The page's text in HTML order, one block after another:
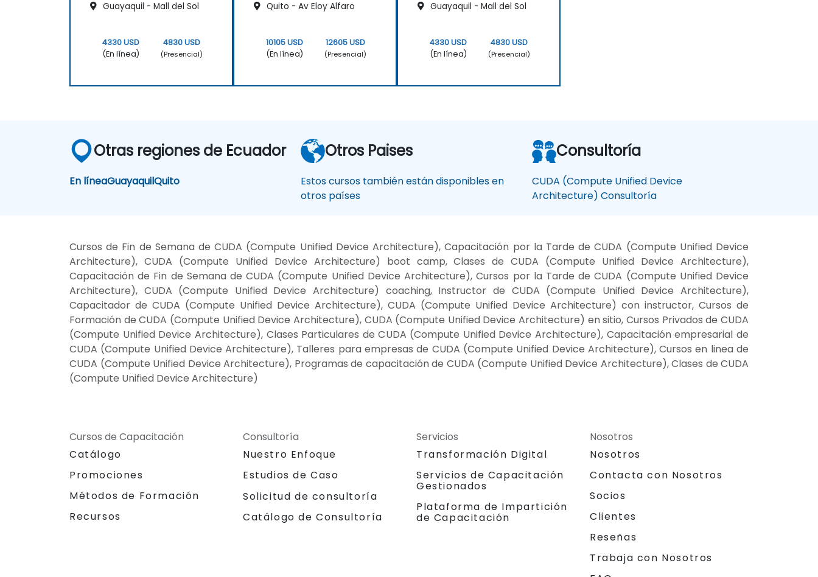
Guayaquil - Mall del Sol
4330 USD
(En línea)
4830 USD
(Presencial)
Quito - Av Eloy Alfaro
10105 USD
(En línea)
12605 USD
(Presencial)
Guayaquil - Mall del Sol
4330 USD
(En línea)
4830 USD
(Presencial)
Otras regiones de Ecuador
En líneaGuayaquilQuito
Otros Paises
Estos cursos también están disponibles en
otros países
Consultoría
CUDA (Compute Unified Device
Architecture) Consultoría
Cursos de Fin de Semana de CUDA (Compute Unified Device Architecture), Capacitación por la Tarde de CUDA (Compute Unified Device
Architecture), CUDA (Compute Unified Device Architecture) boot camp, Clases de CUDA (Compute Unified Device Architecture),
Capacitación de Fin de Semana de CUDA (Compute Unified Device Architecture), Cursos por la Tarde de CUDA (Compute Unified Device
Architecture), CUDA (Compute Unified Device Architecture) coaching, Instructor de CUDA (Compute Unified Device Architecture),
Capacitador de CUDA (Compute Unified Device Architecture), CUDA (Compute Unified Device Architecture) con instructor, Cursos de
Formación de CUDA (Compute Unified Device Architecture), CUDA (Compute Unified Device Architecture) en sitio, Cursos Privados de CUDA
(Compute Unified Device Architecture), Clases Particulares de CUDA (Compute Unified Device Architecture), Capacitación empresarial de
CUDA (Compute Unified Device Architecture), Talleres para empresas de CUDA (Compute Unified Device Architecture), Cursos en linea de
CUDA (Compute Unified Device Architecture), Programas de capacitación de CUDA (Compute Unified Device Architecture), Clases de CUDA
(Compute Unified Device Architecture)
Cursos de Capacitación
Catálogo
Promociones
Métodos de Formación
Recursos
Consultoría
Nuestro Enfoque
Estudios de Caso
Solicitud de consultoría
Catálogo de Consultoría
Servicios
Transformación Digital
Servicios de Capacitación
Gestionados
Plataforma de Impartición
de Capacitación
Nosotros
Nosotros
Contacta con Nosotros
Socios
Clientes
Reseñas
Trabaja con Nosotros